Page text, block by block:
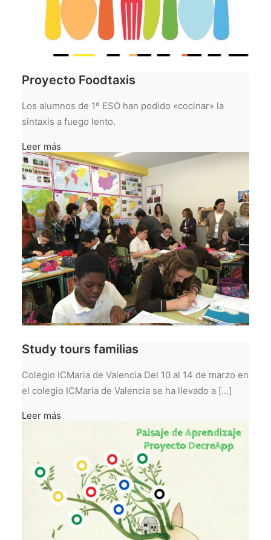
Proyecto Foodtaxis
Los alumnos de 1º ESO han podido «cocinar» la
sintaxis a fuego lento.
Leer más
Study tours familias
Colegio ICMaria de Valencia Del 10 al 14 de marzo en
el colegio ICMaria de Valencia se ha llevado a […]
Leer más